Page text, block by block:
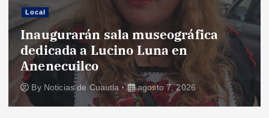
Local
Inaugurarán sala museográfica
dedicada a Lucino Luna en
Anenecuilco
By Noticias de Cuautla agosto 7, 2026